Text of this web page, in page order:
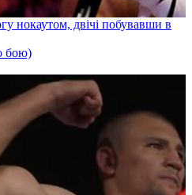
нокаутом, двічі побувавши в
бою)